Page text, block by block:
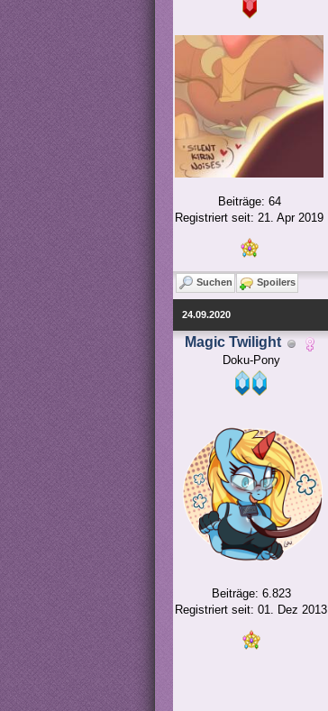
Beiträge: 64
Registriert seit: 21. Apr 2019
Suchen Spoilers
24.09.2020
Magic Twilight
Doku-Pony
Beiträge: 6.823
Registriert seit: 01. Dez 2013